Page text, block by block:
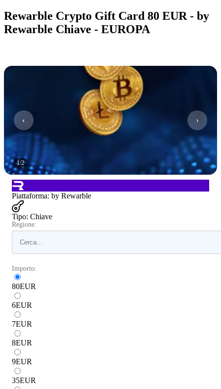
Rewarble Crypto Gift Card 80 EUR - by
Rewarble Chiave - EUROPA
1/2
Piattaforma: by Rewarble
Tipo: Chiave
Regione:
Importo:
80EUR
6EUR
7EUR
8EUR
9EUR
35EUR